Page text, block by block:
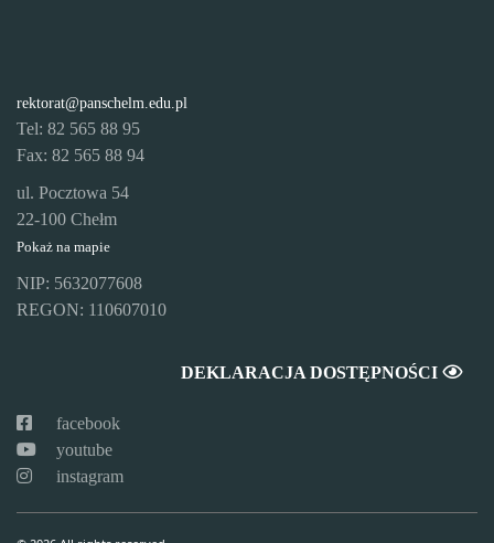
rektorat@panschelm.edu.pl
Tel: 82 565 88 95
Fax: 82 565 88 94
ul. Pocztowa 54
22-100 Chełm
Pokaż na mapie
NIP: 5632077608
REGON: 110607010
DEKLARACJA DOSTĘPNOŚCI
facebook
youtube
instagram